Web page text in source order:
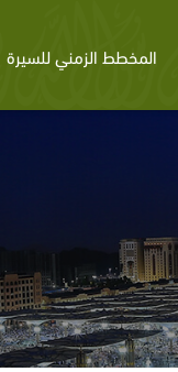
المخطط الزمني للسيرة